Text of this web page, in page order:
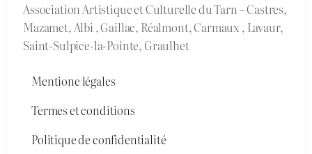
Association Artistique et Culturelle du Tarn – Castres,
Mazamet, Albi , Gaillac, Réalmont, Carmaux , Lavaur,
Saint-Sulpice-la-Pointe, Graulhet
Mentione légales
Termes et conditions
Politique de confidentialité